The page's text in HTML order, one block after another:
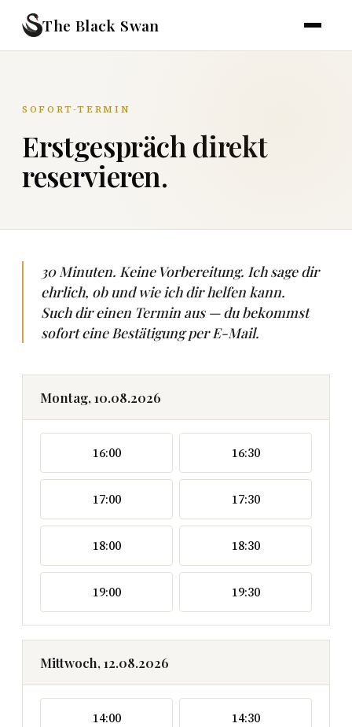
The Black Swan
SOFORT-TERMIN
Erstgespräch direkt
reservieren.
30 Minuten. Keine Vorbereitung. Ich sage dir
ehrlich, ob und wie ich dir helfen kann.
Such dir einen Termin aus — du bekommst
sofort eine Bestätigung per E-Mail.
Montag, 10.08.2026
16:00 16:30
17:00 17:30
18:00 18:30
19:00 19:30
Mittwoch, 12.08.2026
14:00 14:30